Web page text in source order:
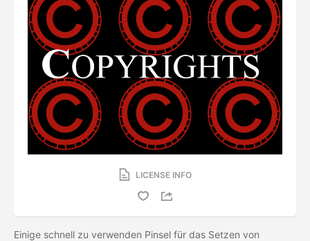
LICENSE INFO
Einige schnell zu verwenden Pinsel für das Setzen von